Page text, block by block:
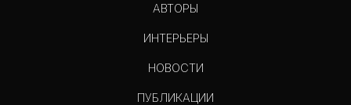
АВТОРЫ
ИНТЕРЬЕРЫ
НОВОСТИ
ПУБЛИКАЦИИ